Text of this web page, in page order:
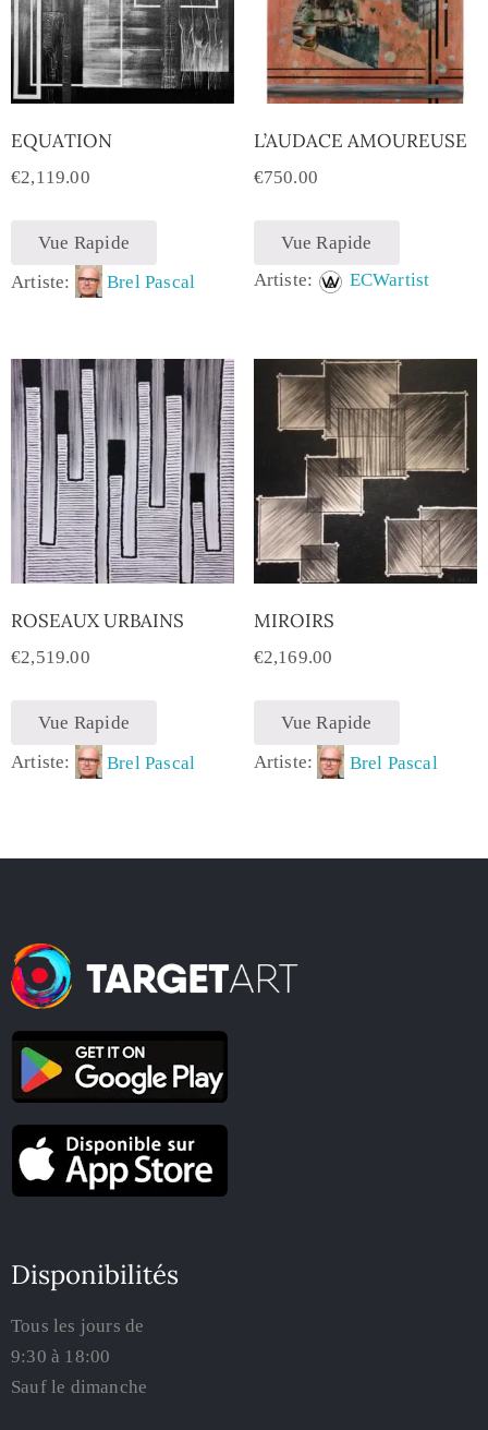
EQUATION
€2,119.00
Vue Rapide
Artiste:
Brel Pascal
L’AUDACE AMOUREUSE
€750.00
Vue Rapide
Artiste:
ECWartist
ROSEAUX URBAINS
€2,519.00
Vue Rapide
Artiste:
Brel Pascal
MIROIRS
€2,169.00
Vue Rapide
Artiste:
Brel Pascal
Disponibilités
Tous les jours de
9:30 à 18:00
Sauf le dimanche